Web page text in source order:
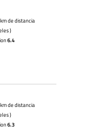
de distancia
)
6.4
de distancia
)
6.3